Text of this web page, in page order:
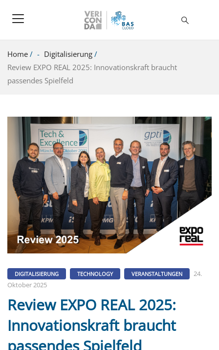
Home / Digitalisierung /
Review EXPO REAL 2025: Innovationskraft braucht
passendes Spielfeld
DIGITALISIERUNG TECHNOLOGY VERANSTALTUNGEN
24.
Oktober 2025
Review EXPO REAL 2025:
Innovationskraft braucht
passendes Spielfeld